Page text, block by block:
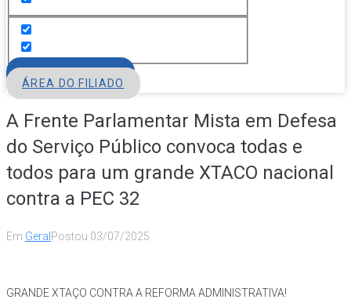
ÁREA DO FILIADO
A Frente Parlamentar Mista em Defesa
do Serviço Público convoca todas e
todos para um grande XTACO nacional
contra a PEC 32
Em Geral Postou 03/07/2025
GRANDE XTAÇO CONTRA A REFORMA ADMINISTRATIVA!